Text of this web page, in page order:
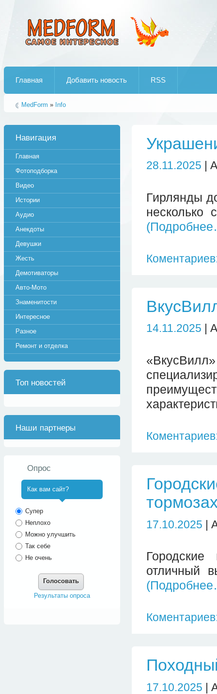
Главная Добавить новость RSS
MedForm » Info
28.11.2025 |
Гирлянды
несколько
14.11.2025 |
17.10.2025 |
отличный
17.10.2025 |
Навигация
Главная
Фотоподборка
Видео
Истории
Аудио
Анекдоты
Девушки
Жесть
Демотиваторы
Авто-Мото
Знаменитости
Интересное
Разное
Ремонт и отделка
Топ новостей
Наши партнеры
Опрос
Как вам сайт?
Супер
Неплохо
Можно улучшить
Так себе
Не очень
Голосовать
Результаты опроса